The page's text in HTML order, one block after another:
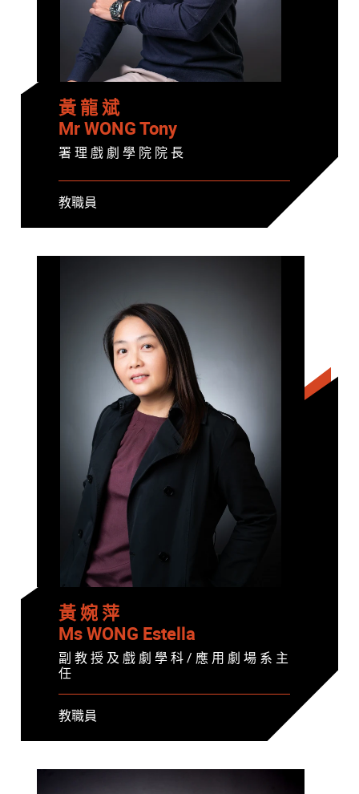
黃 龍 斌
Mr WONG Tony
署 理 戲 劇 學 院 院 長
教職員
黃 婉 萍
Ms WONG Estella
副 教 授 及 戲 劇 學 科 / 應 用 劇 場 系 主
任
教職員